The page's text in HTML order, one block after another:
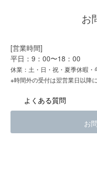
お
[営業時間]
平日：9：00〜18：00
休業：土・日・祝・夏季休暇・
※時間外の受付は翌営業日以降
よくある質問
お